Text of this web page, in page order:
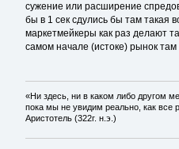
сужение или расширение
бы в 1 сек сдулись бы там такая
маркетмейкеры как раз делают
самом начале (истоке) рынок там
«Ни здесь, ни в каком либо другом
пока мы не увидим реально, как все
Аристотель (322г. н.э.)